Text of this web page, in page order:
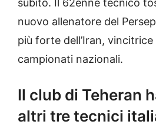
subito. Il 62enne tecnico
nuovo allenatore del
più forte dell’Iran,
campionati nazionali.
Il club di Teheran
altri tre tecnici